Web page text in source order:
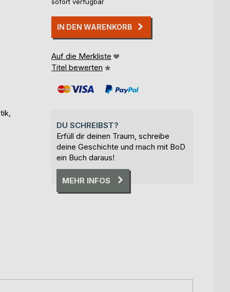
IN DEN WARENKORB
Auf die Merkliste
Titel bewerten
DU SCHREIBST?
Erfüll dir deinen Traum, schreibe
deine Geschichte und mach mit BoD
ein Buch daraus!
MEHR INFOS